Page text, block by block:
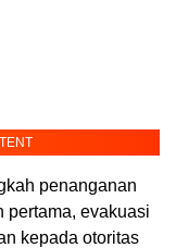
penanganan
pertama, evakuasi
kepada otoritas